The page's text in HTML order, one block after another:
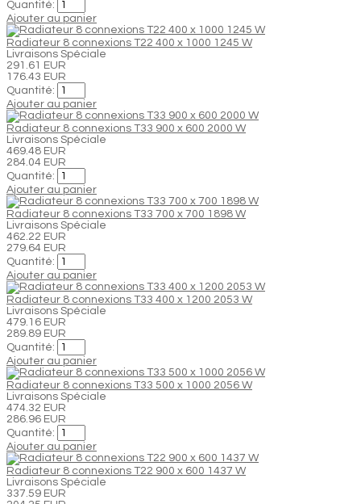
Quantité:
Ajouter au panier
Radiateur 8 connexions T22 400 x 1000 1245 W
Livraisons Spéciale
291.61 EUR
176.43 EUR
Quantité:
Ajouter au panier
Radiateur 8 connexions T33 900 x 600 2000 W
Livraisons Spéciale
469.48 EUR
284.04 EUR
Quantité:
Ajouter au panier
Radiateur 8 connexions T33 700 x 700 1898 W
Livraisons Spéciale
462.22 EUR
279.64 EUR
Quantité:
Ajouter au panier
Radiateur 8 connexions T33 400 x 1200 2053 W
Livraisons Spéciale
479.16 EUR
289.89 EUR
Quantité:
Ajouter au panier
Radiateur 8 connexions T33 500 x 1000 2056 W
Livraisons Spéciale
474.32 EUR
286.96 EUR
Quantité:
Ajouter au panier
Radiateur 8 connexions T22 900 x 600 1437 W
Livraisons Spéciale
337.59 EUR